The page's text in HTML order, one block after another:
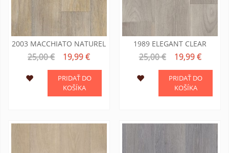
2003 MACCHIATO NATUREL
25,00 € 19,99 €
PRIDAŤ DO
KOŠÍKA
1989 ELEGANT CLEAR
25,00 € 19,99 €
PRIDAŤ DO
KOŠÍKA